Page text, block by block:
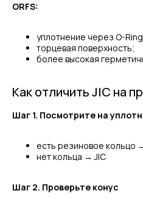
ORFS:
уплотнение через O-
торцевая поверхность;
более высокая
Как отличить JIC на
Шаг 1. Посмотрите на
есть резиновое кольцо
нет кольца → JIC
Шаг 2. Проверьте конус